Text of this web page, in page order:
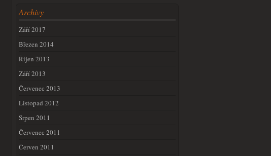
Archivy
Září 2017
Březen 2014
Říjen 2013
Září 2013
Červenec 2013
Listopad 2012
Srpen 2011
Červenec 2011
Červen 2011